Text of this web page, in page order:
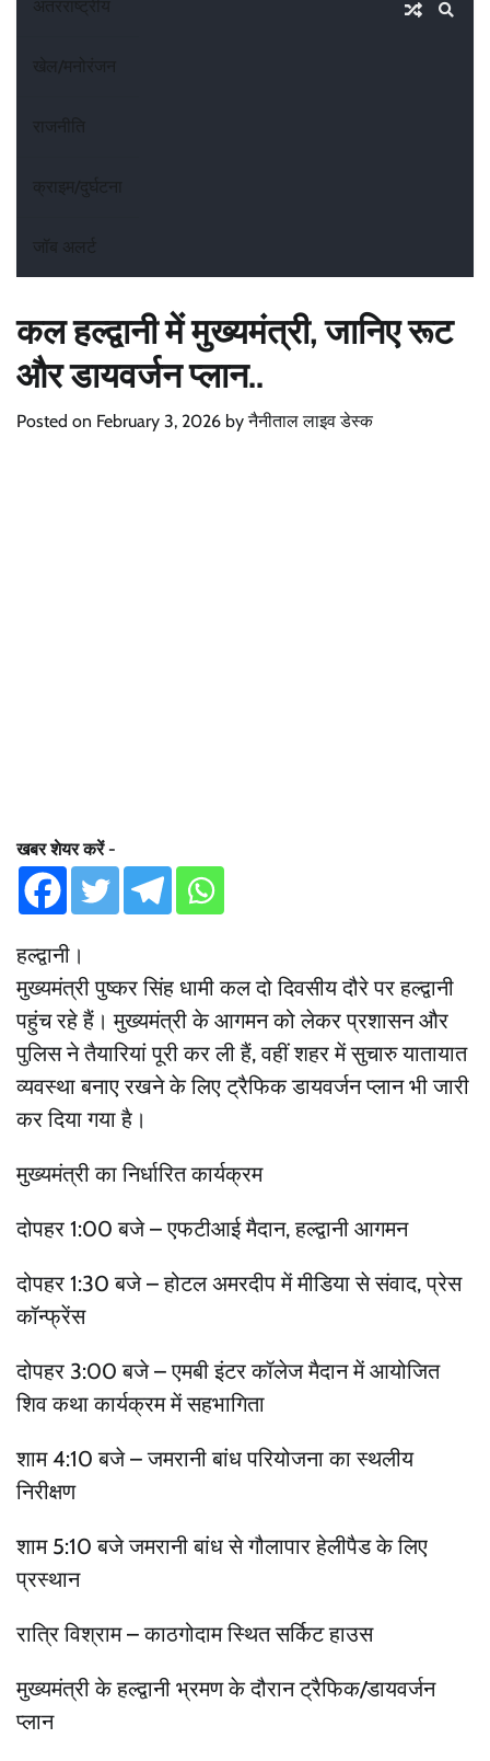
अंतरराष्ट्रीय
खेल/मनोरंजन
राजनीति
क्राइम/दुर्घटना
जॉब अलर्ट
कल हल्द्वानी में मुख्यमंत्री, जानिए रूट
और डायवर्जन प्लान..
Posted on February 3, 2026 byनैनीताल लाइव डेस्क
खबर शेयर करें -
हल्द्वानी।
मुख्यमंत्री पुष्कर सिंह धामी कल दो दिवसीय दौरे पर हल्द्वानी
पहुंच रहे हैं। मुख्यमंत्री के आगमन को लेकर प्रशासन और
पुलिस ने तैयारियां पूरी कर ली हैं, वहीं शहर में सुचारु यातायात
व्यवस्था बनाए रखने के लिए ट्रैफिक डायवर्जन प्लान भी जारी
कर दिया गया है।
मुख्यमंत्री का निर्धारित कार्यक्रम
दोपहर 1:00 बजे – एफटीआई मैदान, हल्द्वानी आगमन
दोपहर 1:30 बजे – होटल अमरदीप में मीडिया से संवाद, प्रेस
कॉन्फ्रेंस
दोपहर 3:00 बजे – एमबी इंटर कॉलेज मैदान में आयोजित
शिव कथा कार्यक्रम में सहभागिता
शाम 4:10 बजे – जमरानी बांध परियोजना का स्थलीय
निरीक्षण
शाम 5:10 बजे जमरानी बांध से गौलापार हेलीपैड के लिए
प्रस्थान
रात्रि विश्राम – काठगोदाम स्थित सर्किट हाउस
मुख्यमंत्री के हल्द्वानी भ्रमण के दौरान ट्रैफिक/डायवर्जन
प्लान